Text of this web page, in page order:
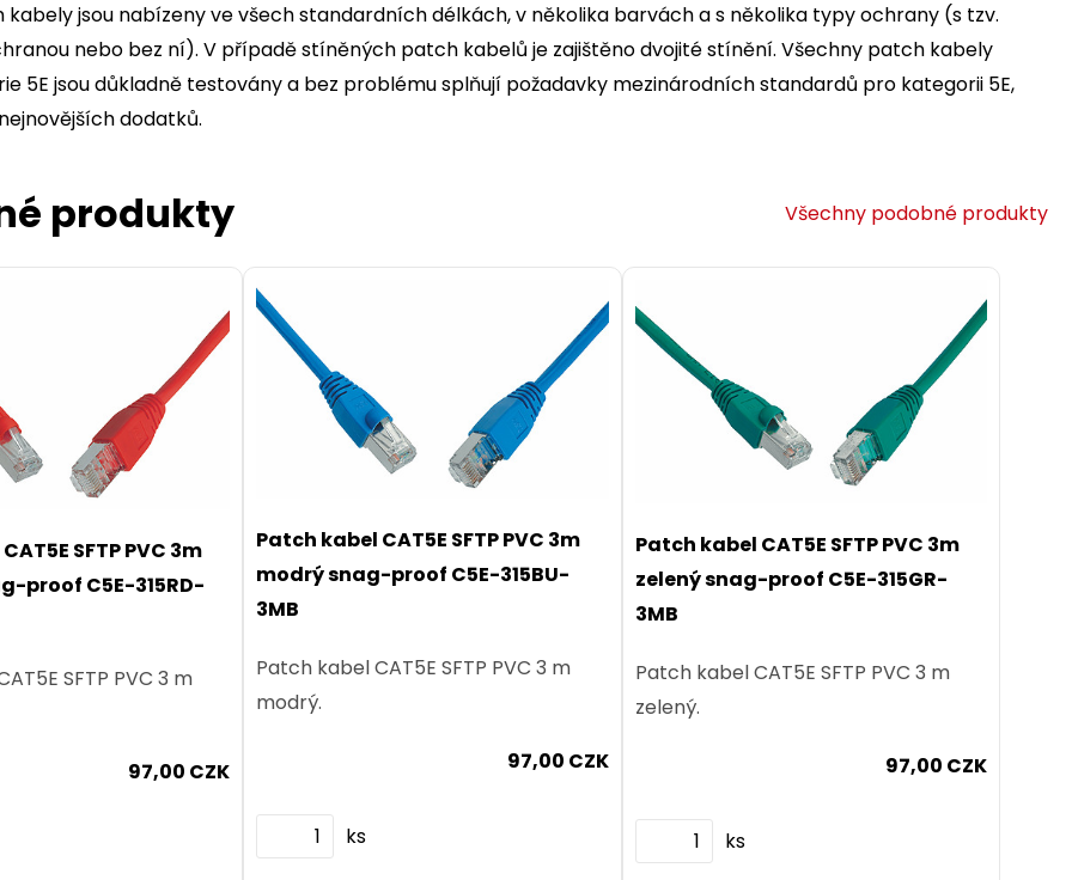
kabely jsou nabízeny ve všech standardních délkách, v několika barvách a s několika typy ochrany (s tzv.
nebo bez ní). V případě stíněných patch kabelů je zajištěno dvojité stínění. Všechny patch kabely
5E jsou důkladně testovány a bez problému splňují požadavky mezinárodních standardů pro kategorii 5E,
dodatků.
produkty Všechny podobné produkty
SFTP PVC 3m
proof C5E-315RD-
SFTP PVC 3 m
97,00 CZK
Patch kabel CAT5E SFTP PVC 3m
modrý snag-proof C5E-315BU-
3MB
Patch kabel CAT5E SFTP PVC 3 m
modrý.
97,00 CZK
ks
Patch kabel CAT5E SFTP PVC 3m
zelený snag-proof C5E-315GR-
3MB
Patch kabel CAT5E SFTP PVC 3 m
zelený.
97,00 CZK
ks